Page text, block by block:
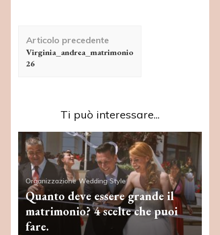
articolo
Articolo precedente
Virginia_andrea_matrimonio
26
Ti può interessare...
Organizzazione Wedding Style
Quanto deve essere grande il
matrimonio? 4 scelte che puoi
fare.